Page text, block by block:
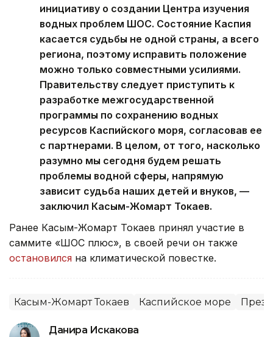
инициативу о создании Центра изучения
водных проблем ШОС. Состояние Каспия
касается судьбы не одной страны, а всего
региона, поэтому исправить положение
можно только совместными усилиями.
Правительству следует приступить к
разработке межгосударственной
программы по сохранению водных
ресурсов Каспийского моря, согласовав ее
с партнерами. В целом, от того, насколько
разумно мы сегодня будем решать
проблемы водной сферы, напрямую
зависит судьба наших детей и внуков, —
заключил Касым-Жомарт Токаев.
Ранее Касым-Жомарт Токаев принял участие в
саммите «ШОС плюс», в своей речи он также
остановился на климатической повестке.
Касым-Жомарт Токаев Каспийское море
Данира Искакова